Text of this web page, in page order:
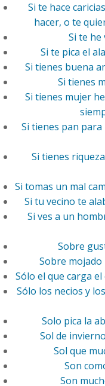
Si te hace
hacer, o te
Si te he
Si te pica el
Si tienes buena
Si tienes
Si tienes mujer
Si tienes pan
Si tienes
Si tomas un mal
Si tu vecino te
Si ves a un
Sobre
Sobre mojado
Sólo el que carga
Sólo los necios y
Solo pica la
Sol de
Sol que
Son
Son